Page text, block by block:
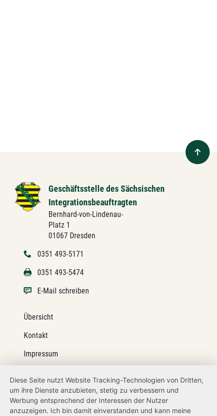
Geschäftsstelle des Sächsischen
Integrationsbeauftragten
Bernhard-von-Lindenau-
Platz 1
01067 Dresden
0351 493-5171
0351 493-5474
E-Mail schreiben
Übersicht
Kontakt
Impressum
Transparenzanspruch
Hinweisgeberschutz
Diese Seite nutzt Website Tracking-Technologien von Dritten,
um ihre Dienste anzubieten, stetig zu verbessern und
Werbung entsprechend der Interessen der Nutzer
anzuzeigen. Ich bin damit einverstanden und kann meine